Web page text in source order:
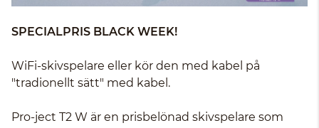
SPECIALPRIS BLACK WEEK!
WiFi-skivspelare eller kör den med kabel på
"tradionellt sätt" med kabel.
Pro-ject T2 W är en prisbelönad skivspelare som